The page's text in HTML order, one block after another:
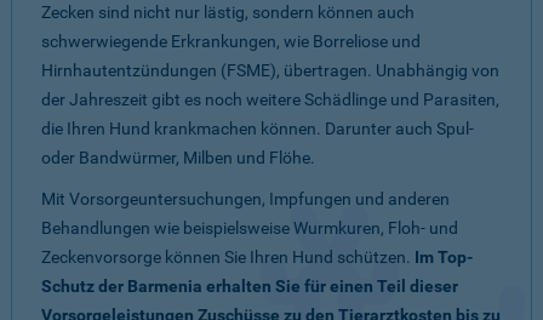
Zecken sind nicht nur lästig, sondern können auch
schwerwiegende Erkrankungen, wie Borreliose und
Hirnhautentzündungen (FSME), übertragen. Unabhängig von
der Jahreszeit gibt es noch weitere Schädlinge und Parasiten,
die Ihren Hund krankmachen können. Darunter auch Spul-
oder Bandwürmer, Milben und Flöhe.
Mit Vorsorgeuntersuchungen, Impfungen und anderen
Behandlungen wie beispielsweise Wurmkuren, Floh- und
Zeckenvorsorge können Sie Ihren Hund schützen. Im Top-
Schutz der Barmenia erhalten Sie für einen Teil dieser
Vorsorgeleistungen Zuschüsse zu den Tierarztkosten bis zu